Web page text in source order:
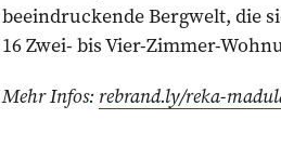
beeindruckende Bergwelt, die
16 Zwei- bis Vier-Zimmer-
Mehr Infos: rebrand.ly/reka-